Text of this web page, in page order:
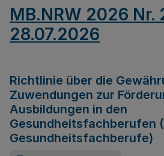
MB.NRW 2026 Nr.
28.07.2026
Richtlinie über die
Zuwendungen zur
Ausbildungen in den
Gesundheitsfachberufen
Gesundheitsfachberufe)